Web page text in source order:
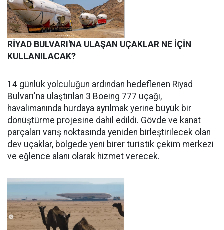
RİYAD BULVARI'NA ULAŞAN UÇAKLAR NE İÇİN
KULLANILACAK?
14 günlük yolculuğun ardından hedeflenen Riyad
Bulvarı'na ulaştırılan 3 Boeing 777 uçağı,
havalimanında hurdaya ayrılmak yerine büyük bir
dönüştürme projesine dahil edildi. Gövde ve kanat
parçaları varış noktasında yeniden birleştirilecek olan
dev uçaklar, bölgede yeni birer turistik çekim merkezi
ve eğlence alanı olarak hizmet verecek.